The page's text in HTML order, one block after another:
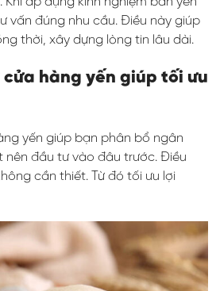
vấn đúng nhu cầu. Điều này giúp
thời, xây dựng lòng tin lâu dài.
cửa hàng yến giúp tối ưu
yến giúp bạn phân bổ ngân
nên đầu tư vào đâu trước. Điều
cần thiết. Từ đó tối ưu lợi